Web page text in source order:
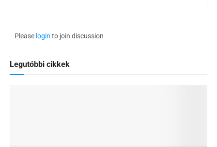
Please login to join discussion
Legutóbbi cikkek